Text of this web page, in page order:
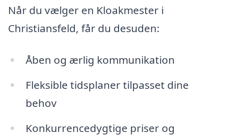
Når du vælger en Kloakmester i
Christiansfeld, får du desuden:
Åben og ærlig kommunikation
Fleksible tidsplaner tilpasset dine
behov
Konkurrencedygtige priser og